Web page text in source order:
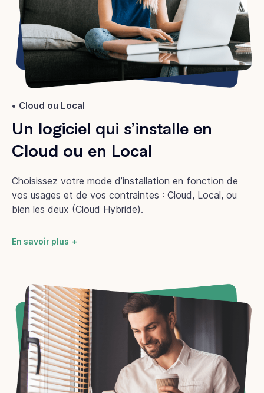
Cloud ou Local
Un logiciel qui s’installe en
Cloud ou en Local
Choisissez votre mode d’installation en fonction de
vos usages et de vos contraintes : Cloud, Local, ou
bien les deux (Cloud Hybride).
En savoir plus